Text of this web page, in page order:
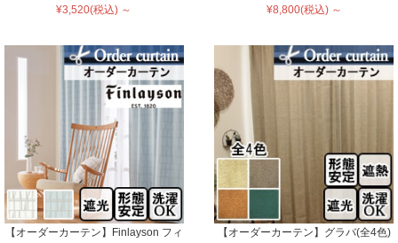
¥3,520(税込) ～
¥8,800(税込) ～
【オーダーカーテン】Finlayson フィ
【オーダーカーテン】グラバ(全4色)